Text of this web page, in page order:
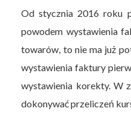
Od stycznia 2016 roku
powodem wystawienia
towarów, to nie ma już
wystawienia faktury
wystawienia korekty. W
dokonywać przeliczeń